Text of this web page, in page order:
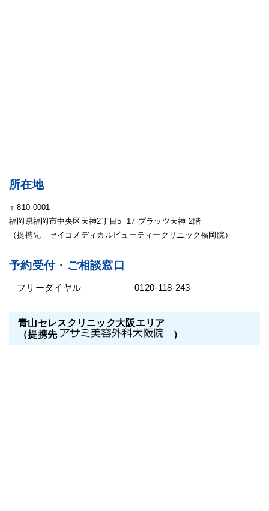
所在地
〒810-0001
福岡県福岡市中央区天神2丁目5−17 プラッツ天神 2階
（提携先 セイコメディカルビューティークリニック福岡院）
予約受付・ご相談窓口
フリーダイヤル 0120-118-243
青山セレスクリニック大阪エリア
（提携先
）